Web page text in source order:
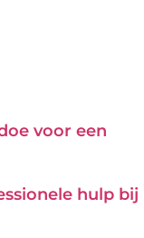
voor een
hulp bij